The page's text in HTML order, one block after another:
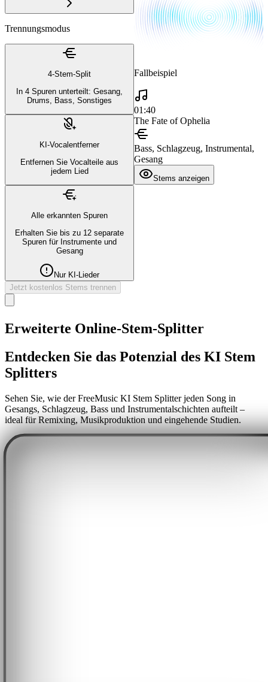
Trennungsmodus
4-Stem-Split
In 4 Spuren unterteilt: Gesang,
Drums, Bass, Sonstiges
KI-Vocalentferner
Entfernen Sie Vocalteile aus
jedem Lied
Alle erkannten Spuren
Erhalten Sie bis zu 12 separate
Spuren für Instrumente und
Gesang
Nur KI-Lieder
Jetzt kostenlos Stems trennen
Fallbeispiel
01:40
The Fate of Ophelia
Bass, Schlagzeug, Instrumental,
Gesang
Stems anzeigen
Erweiterte Online-Stem-Splitter
Entdecken Sie das Potenzial des KI Stem
Splitters
Sehen Sie, wie der FreeMusic KI Stem Splitter jeden Song in
Gesangs, Schlagzeug, Bass und Instrumentalschichten aufteilt –
ideal für Remixing, Musikproduktion und eingehende Studien.